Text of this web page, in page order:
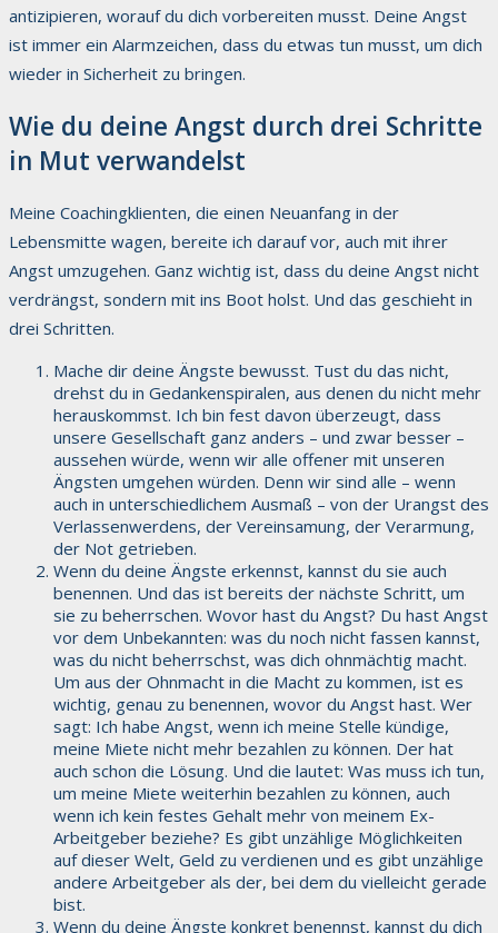
antizipieren, worauf du dich vorbereiten musst. Deine Angst
ist immer ein Alarmzeichen, dass du etwas tun musst, um dich
wieder in Sicherheit zu bringen.
Wie du deine Angst durch drei Schritte
in Mut verwandelst
Meine Coachingklienten, die einen Neuanfang in der
Lebensmitte wagen, bereite ich darauf vor, auch mit ihrer
Angst umzugehen. Ganz wichtig ist, dass du deine Angst nicht
verdrängst, sondern mit ins Boot holst. Und das geschieht in
drei Schritten.
Mache dir deine Ängste bewusst. Tust du das nicht,
drehst du in Gedankenspiralen, aus denen du nicht mehr
herauskommst. Ich bin fest davon überzeugt, dass
unsere Gesellschaft ganz anders – und zwar besser –
aussehen würde, wenn wir alle offener mit unseren
Ängsten umgehen würden. Denn wir sind alle – wenn
auch in unterschiedlichem Ausmaß – von der Urangst des
Verlassenwerdens, der Vereinsamung, der Verarmung,
der Not getrieben.
Wenn du deine Ängste erkennst, kannst du sie auch
benennen. Und das ist bereits der nächste Schritt, um
sie zu beherrschen. Wovor hast du Angst? Du hast Angst
vor dem Unbekannten: was du noch nicht fassen kannst,
was du nicht beherrschst, was dich ohnmächtig macht.
Um aus der Ohnmacht in die Macht zu kommen, ist es
wichtig, genau zu benennen, wovor du Angst hast. Wer
sagt: Ich habe Angst, wenn ich meine Stelle kündige,
meine Miete nicht mehr bezahlen zu können. Der hat
auch schon die Lösung. Und die lautet: Was muss ich tun,
um meine Miete weiterhin bezahlen zu können, auch
wenn ich kein festes Gehalt mehr von meinem Ex-
Arbeitgeber beziehe? Es gibt unzählige Möglichkeiten
auf dieser Welt, Geld zu verdienen und es gibt unzählige
andere Arbeitgeber als der, bei dem du vielleicht gerade
bist.
Wenn du deine Ängste konkret benennst, kannst du dich